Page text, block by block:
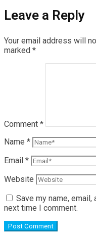
Leave a Reply
Your email address will
marked *
Comment *
Name *
Email *
Website
Save my name,
next time I comment.